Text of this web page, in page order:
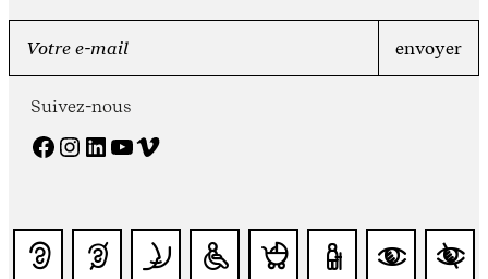
Suivez-nous
Facebook Instagram LinkedIn YouTube Vimeo